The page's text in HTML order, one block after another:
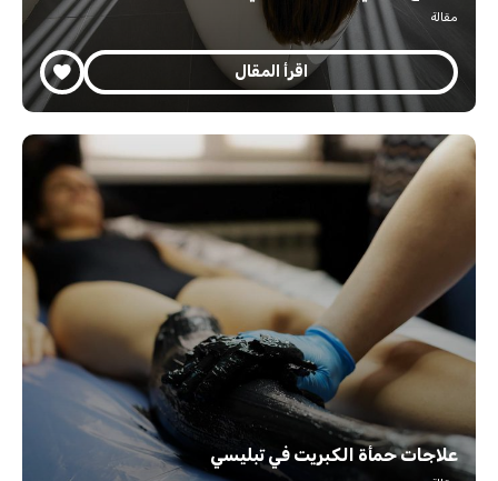
مقالة
اقرأ المقال
علاجات حمأة الكبريت في تبليسي